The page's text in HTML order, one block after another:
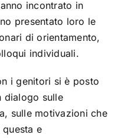
incontrato in
presentato loro le
di orientamento,
individuali.
i genitori si è posto
dialogo sulle
sulle motivazioni che
e